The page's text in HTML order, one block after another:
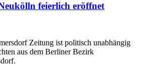
feierlich eröffnet
Zeitung ist politisch unabhängig
aus dem Berliner Bezirk